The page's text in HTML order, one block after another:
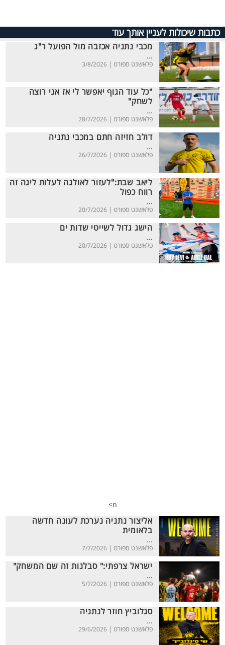
כתבות שיכולות לעניין אותך עוד
מכבי נתניה אכזבה מול הפועל ר"ג
...
פלאשנט ספורט | 3/8/2026
"כל עוד הגוף יאפשר לי אז אני רוצה
לשחק"
...
פלאשנט ספורט | 28/7/2026
דולב חזיזה חתם במכבי נתניה
...
פלאשנט ספורט | 26/7/2026
ליאב שבת:"לעזור לאולגה לעלות ליגה זה
רווח כפול
...
פלאשנט ספורט | 20/7/2026
הישג גדול לשייטי שדות ים
...
פלאשנט ספורט | 20/7/2026
n>
אליצור נתניה נערכת לעונה חדשה
בלאומית
...
פלאשנט ספורט | 7/7/2026
ישראל צרפתי:" סבלנות זה שם המשחק"
...
פלאשנט ספורט | 5/7/2026
סגלוביץ חוזר לנתניה
...
פלאשנט ספורט | 29/6/2026